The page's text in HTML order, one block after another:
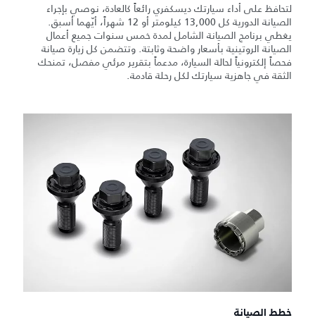
لتحافظ على أداء سيارتك ديسكفري رائعاً كالعادة، نوصي بإجراء
الصيانة الدورية كل 13,000 كيلومتر أو 12 شهراً، أيّهما أسبق.
يغطي برنامج الصيانة الشامل لمدة خمس سنوات جميع أعمال
الصيانة الروتينية بأسعار واضحة وثابتة. وتتضمن كل زيارة صيانة
فحصاً إلكترونياً لحالة السيارة، مدعماً بتقرير مرئي مفصل، تمنحك
الثقة في جاهزية سيارتك لكل رحلة قادمة.
خطط الصيانة